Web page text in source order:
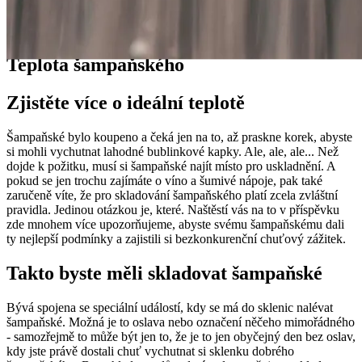
Teplota šampaňského
Zjistěte více o ideální teplotě
Šampaňské bylo koupeno a čeká jen na to, až praskne korek, abyste
si mohli vychutnat lahodné bublinkové kapky. Ale, ale, ale... Než
dojde k požitku, musí si šampaňské najít místo pro uskladnění. A
pokud se jen trochu zajímáte o víno a šumivé nápoje, pak také
zaručeně víte, že pro skladování šampaňského platí zcela zvláštní
pravidla. Jedinou otázkou je, které. Naštěstí vás na to v příspěvku
zde mnohem více upozorňujeme, abyste svému šampaňskému dali
ty nejlepší podmínky a zajistili si bezkonkurenční chuťový zážitek.
Takto byste měli skladovat šampaňské
Bývá spojena se speciální událostí, kdy se má do sklenic nalévat
šampaňské. Možná je to oslava nebo označení něčeho mimořádného
- samozřejmě to může být jen to, že je to jen obyčejný den bez oslav,
kdy jste právě dostali chuť vychutnat si sklenku dobrého